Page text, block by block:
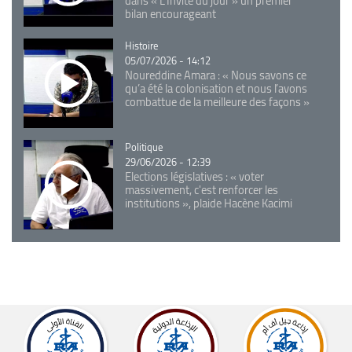
bilan encourageant
Catégorie
Histoire
05/07/2026 - 14:12
Noureddine Amara : « Nous savons ce
qu’a été la colonisation et nous l’avons
combattue de la meilleure des façons »
Catégorie
Politique
29/06/2026 - 12:39
Elections législatives : « voter
massivement, c'est renforcer les
institutions », plaide Hacène Kacimi